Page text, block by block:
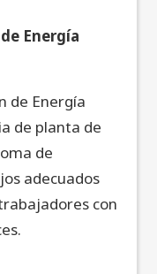
Energía
de Energía
de planta de
de
adecuados
con